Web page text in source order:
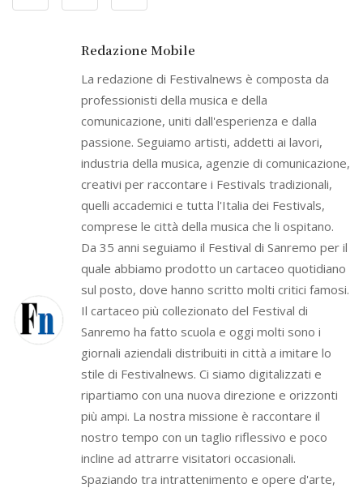
Redazione Mobile
La redazione di Festivalnews è composta da
professionisti della musica e della
comunicazione, uniti dall'esperienza e dalla
passione. Seguiamo artisti, addetti ai lavori,
industria della musica, agenzie di comunicazione,
creativi per raccontare i Festivals tradizionali,
quelli accademici e tutta l'Italia dei Festivals,
comprese le città della musica che li ospitano.
Da 35 anni seguiamo il Festival di Sanremo per il
quale abbiamo prodotto un cartaceo quotidiano
sul posto, dove hanno scritto molti critici famosi.
Il cartaceo più collezionato del Festival di
Sanremo ha fatto scuola e oggi molti sono i
giornali aziendali distribuiti in città a imitare lo
stile di Festivalnews. Ci siamo digitalizzati e
ripartiamo con una nuova direzione e orizzonti
più ampi. La nostra missione è raccontare il
nostro tempo con un taglio riflessivo e poco
incline ad attrarre visitatori occasionali.
Spaziando tra intrattenimento e opere d'arte,